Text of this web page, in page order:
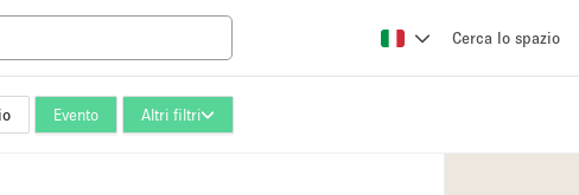
Cerca lo spazio
Evento Altri filtri